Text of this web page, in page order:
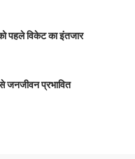
पहले विकेट का इंतजार
जनजीवन प्रभावित